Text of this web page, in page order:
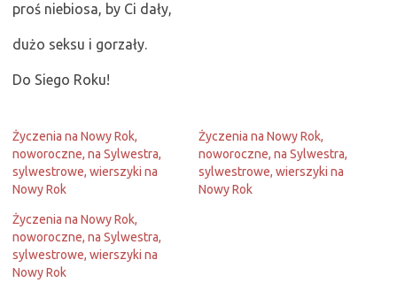
proś niebiosa, by Ci dały,
dużo seksu i gorzały.
Do Siego Roku!
Życzenia na Nowy Rok,
noworoczne, na Sylwestra,
sylwestrowe, wierszyki na
Nowy Rok
Życzenia na Nowy Rok,
noworoczne, na Sylwestra,
sylwestrowe, wierszyki na
Nowy Rok
Życzenia na Nowy Rok,
noworoczne, na Sylwestra,
sylwestrowe, wierszyki na
Nowy Rok